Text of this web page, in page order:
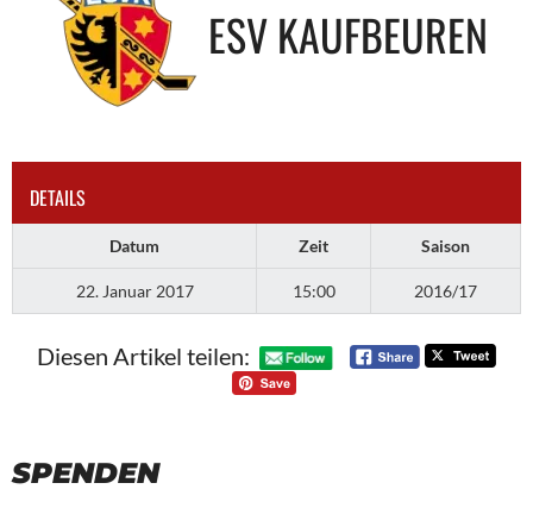
ESV KAUFBEUREN
DETAILS
Datum Zeit Saison
22. Januar 2017 15:00 2016/17
Diesen Artikel teilen:
SPENDEN